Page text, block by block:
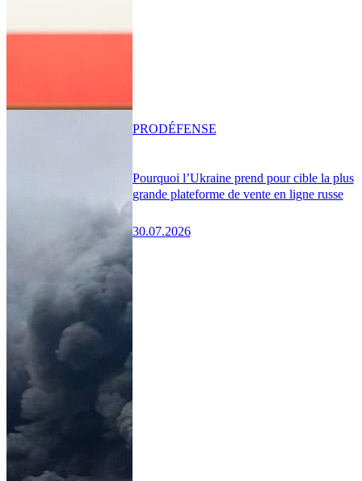
Pourquoi l’Ukraine prend pour cible la plus
grande plateforme de vente en ligne russe
30.07.2026
PRODÉFENSE